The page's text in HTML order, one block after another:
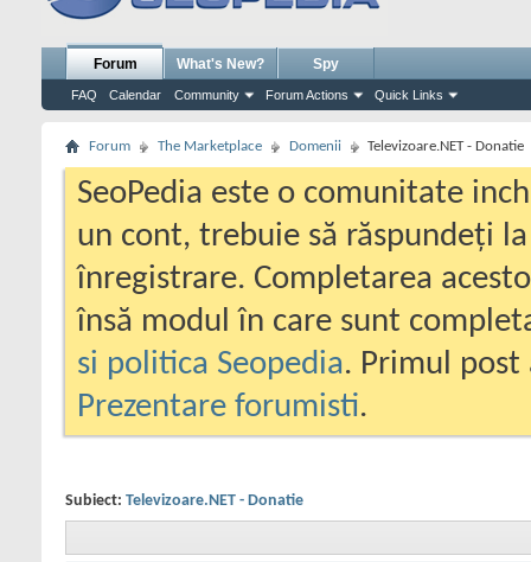
Forum
FAQ Calendar Community Forum Actions Quick Links
What's New? Spy
Forum The Marketplace Domenii Televizoare.NET - Donatie
SeoPedia este o comunitate
un cont, trebuie să răspundeți
înregistrare. Completarea
însă modul în care sunt
si politica Seopedia. Primul
Prezentare forumisti.
Subiect: Televizoare.NET - Donatie